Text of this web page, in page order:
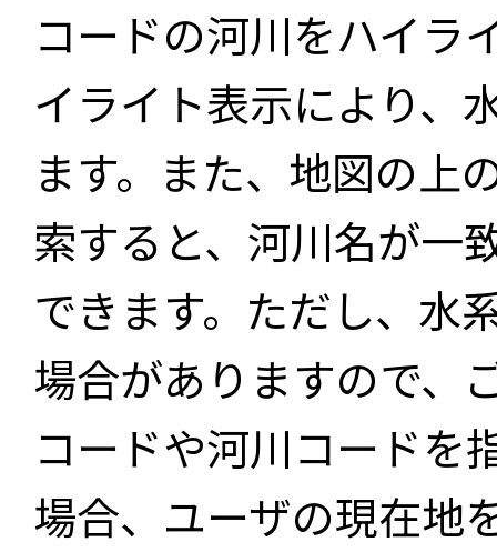
コードの河川をハイラ
イライト表示により、
ます。また、地図の上
索すると、河川名が一
できます。ただし、水
場合がありますので、
コードや河川コードを
場合、ユーザの現在地